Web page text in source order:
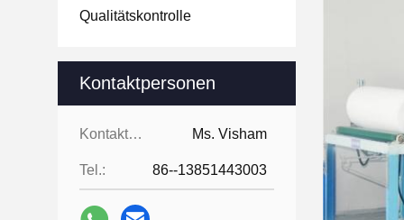
Qualitätskontrolle
Kontaktpersonen
Kontaktpersonen: Ms. Visham
Tel.: 86--13851443003